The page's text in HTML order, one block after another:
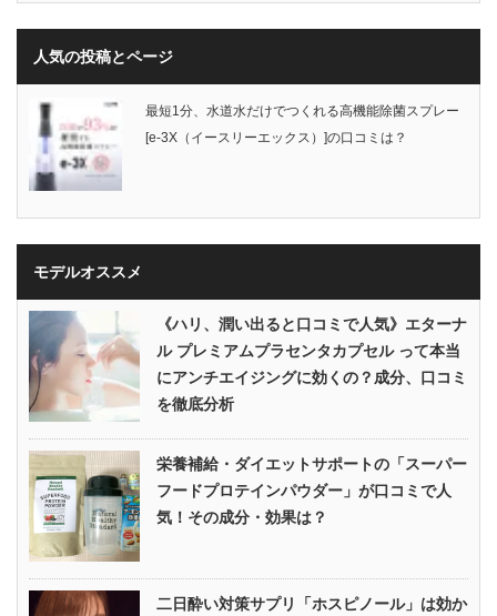
人気の投稿とページ
最短1分、水道水だけでつくれる高機能除菌スプレー
[e-3X（イースリーエックス）]の口コミは？
モデルオススメ
《ハリ、潤い出ると口コミで人気》エターナ
ル プレミアムプラセンタカプセル って本当
にアンチエイジングに効くの？成分、口コミ
を徹底分析
栄養補給・ダイエットサポートの「スーパー
フードプロテインパウダー」が口コミで人
気！その成分・効果は？
二日酔い対策サプリ「ホスピノール」は効か